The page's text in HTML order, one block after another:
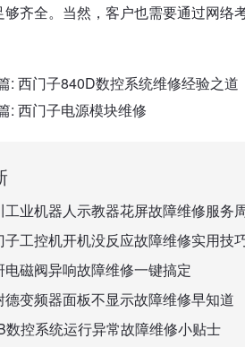
够齐全。当然，客户也需要通过网络
: 西门子840D数控系统维修经验之道
: 西门子电源模块维修
工业机器人示教器花屏故障维修服务
子工控机开机没反应故障维修实用技
电磁阀异响故障维修一键搞定
德变频器面板不显示故障维修早知道
数控系统运行异常故障维修小贴士